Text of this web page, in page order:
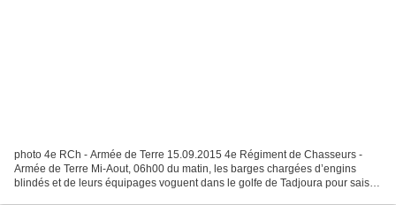
photo 4e RCh - Armée de Terre 15.09.2015 4e Régiment de Chasseurs -
Armée de Terre Mi-Aout, 06h00 du matin, les barges chargées d’engins
blindés et de leurs équipages voguent dans le golfe de Tadjoura pour saisir